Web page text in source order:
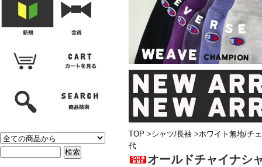
TOP >シャツ/長袖 >ホワイト無地/チ
代
オールドチャイナシ